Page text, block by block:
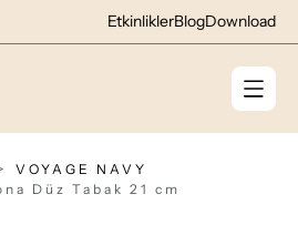
EtkinliklerBlogDownload
VOYAGE NAVY
Düz Tabak 21 cm